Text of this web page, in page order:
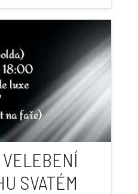
VELEBENÍ
SVATÉM